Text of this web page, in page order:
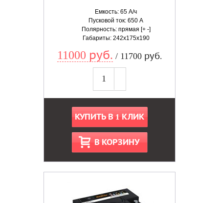
Емкость: 65 А/ч
Пусковой ток: 650 А
Полярность: прямая [+ -]
Габариты: 242x175x190
11000 руб. / 11700 руб.
КУПИТЬ В 1 КЛИК
В КОРЗИНУ